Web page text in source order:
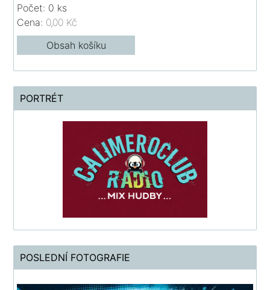
Počet: 0 ks
Cena: 0,00 Kč
Obsah košíku
PORTRÉT
POSLEDNÍ FOTOGRAFIE